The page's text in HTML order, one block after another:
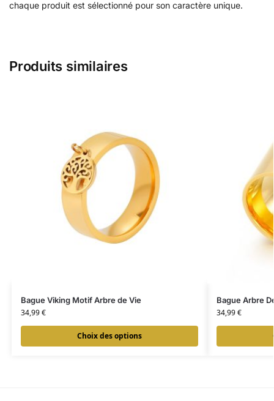
chaque produit est sélectionné pour son caractère unique.
Produits similaires
Bague Viking Motif Arbre de Vie
34,99€
Choix des options
Bague Arbre
34,99€